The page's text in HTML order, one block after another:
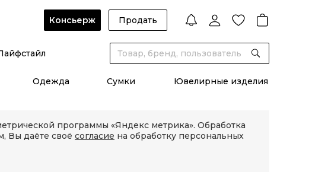
Консьерж Продать
Одежда Сумки Ювелирные изделия
программы «Яндекс метрика». Обработка
Вы даёте своё согласие на обработку персональных